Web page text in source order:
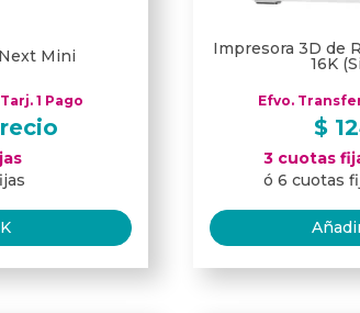
Mini
1 Pago
Impresora 3D de
16K
Efvo.
$
3 cuotas
ó 6 cuotas